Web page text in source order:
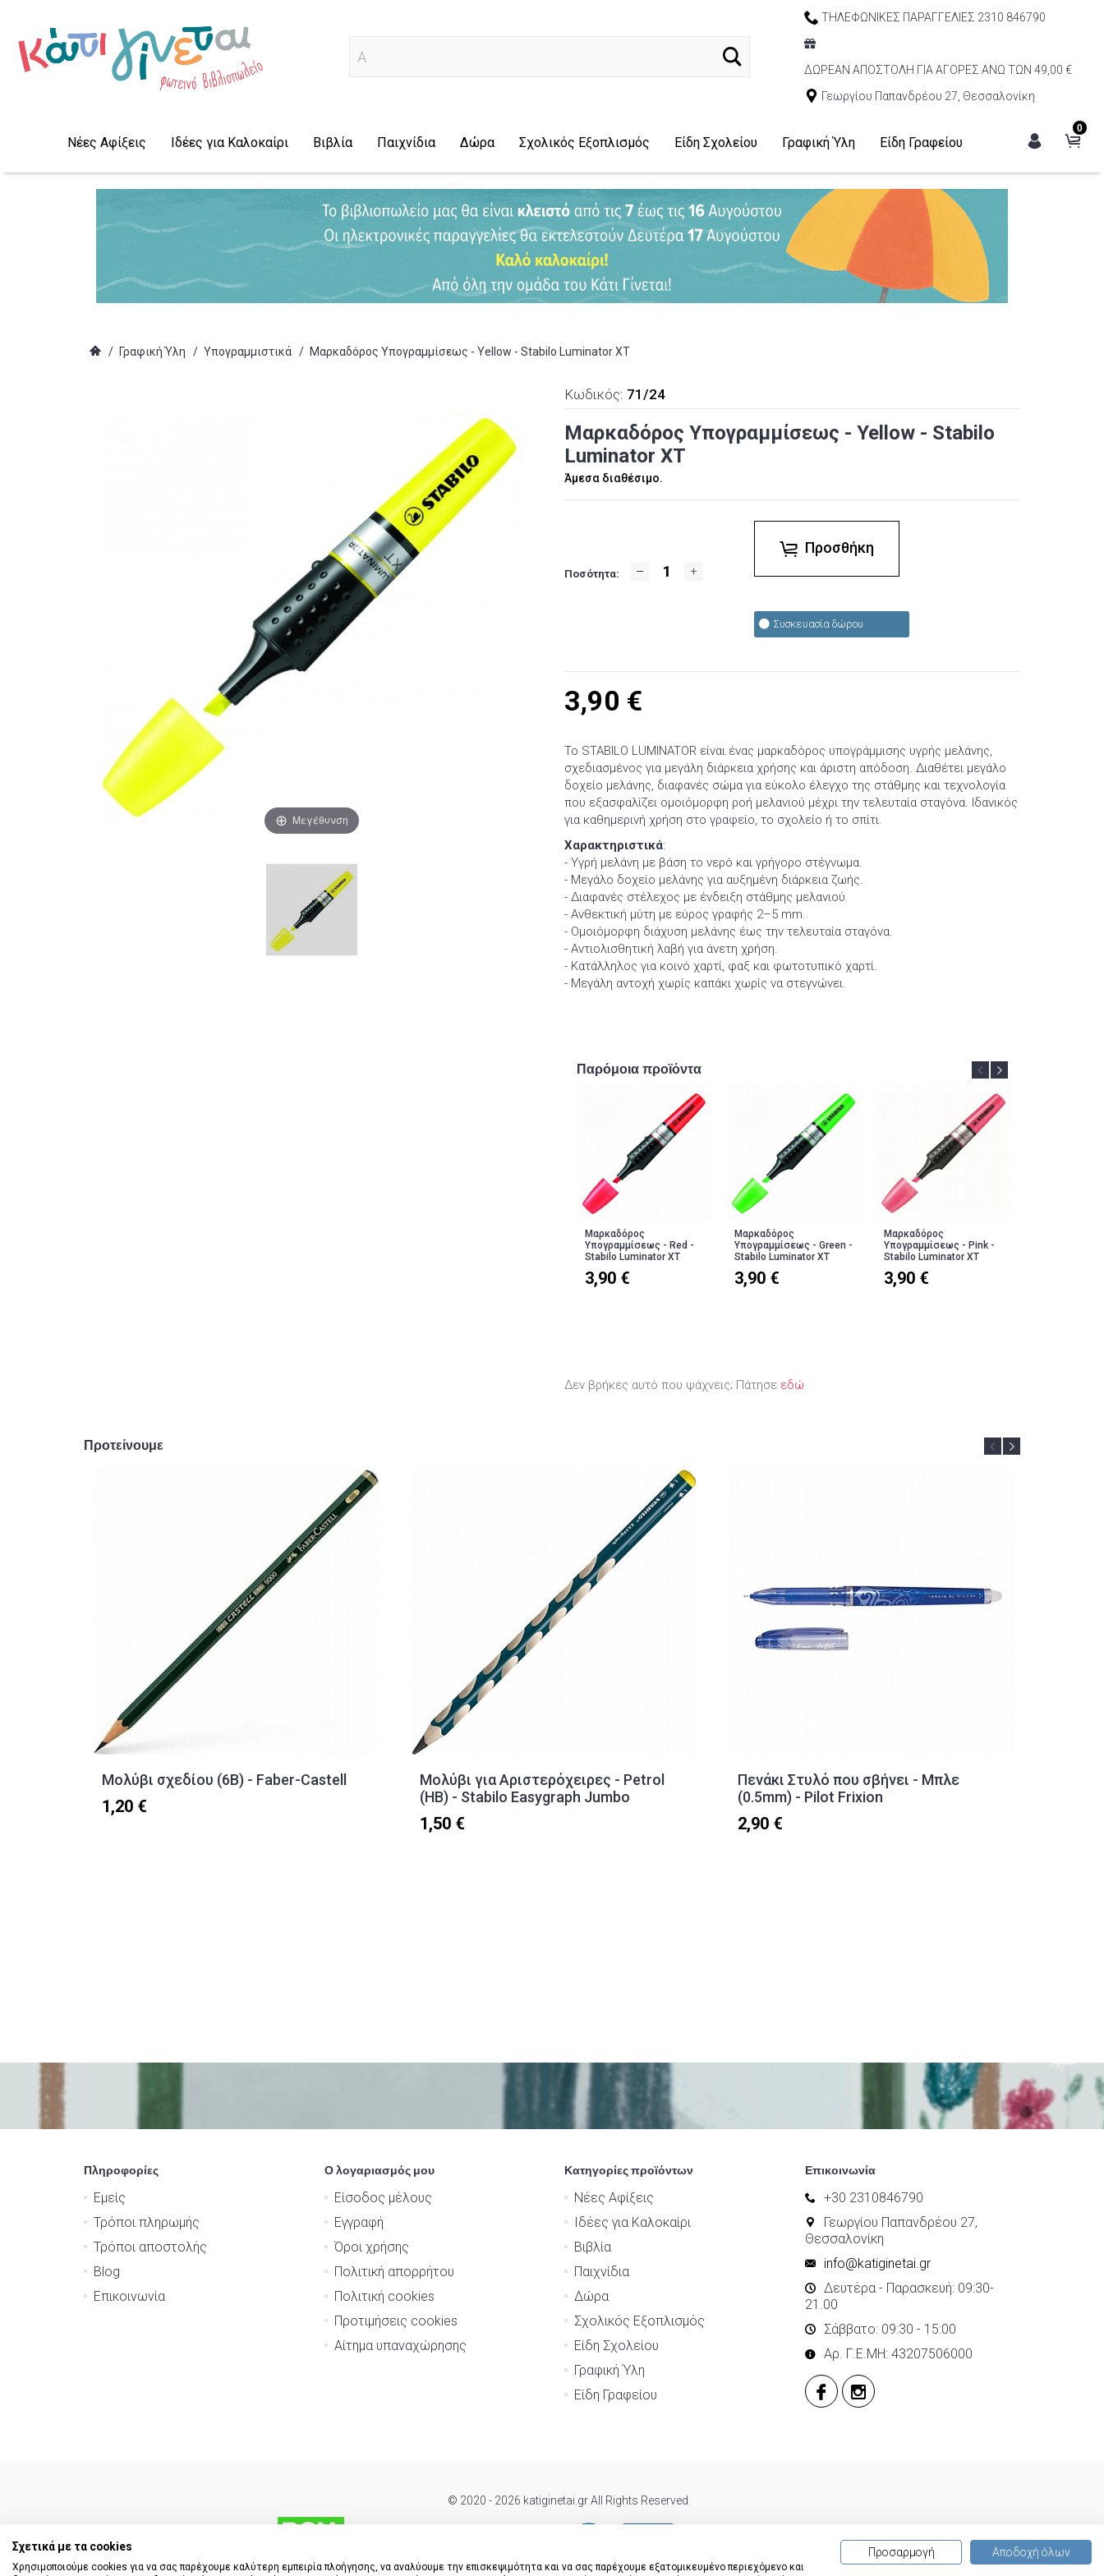
Αναζήτηση.
ΤΗΛΕΦΩΝΙΚΕΣ ΠΑΡΑΓΓΕΛΙΕΣ 2310 846790
ΔΩΡΕΑΝ ΑΠΟΣΤΟΛΗ ΓΙΑ ΑΓΟΡΕΣ ΑΝΩ ΤΩΝ 49,00 €
Γεωργίου Παπανδρέου 27, Θεσσαλονίκη
0
Νέες Αφίξεις Ιδέες για Καλοκαίρι Βιβλία Παιχνίδια Δώρα Σχολικός Εξοπλισμός Είδη Σχολείου Γραφική Ύλη Είδη Γραφείου
/ Γραφική Ύλη / Υπογραμμιστικά / Μαρκαδόρος Υπογραμμίσεως - Yellow - Stabilo Luminator XT
Μεγέθυνση
Κωδικός: 71/24
Μαρκαδόρος Υπογραμμίσεως - Yellow - Stabilo
Luminator XT
Άμεσα διαθέσιμο.
Ποσότητα:
Προσθήκη
Συσκευασία δώρου
3,90 €
Το STABILO LUMINATOR είναι ένας μαρκαδόρος υπογράμμισης υγρής μελάνης,
σχεδιασμένος για μεγάλη διάρκεια χρήσης και άριστη απόδοση. Διαθέτει μεγάλο
δοχείο μελάνης, διαφανές σώμα για εύκολο έλεγχο της στάθμης και τεχνολογία
που εξασφαλίζει ομοιόμορφη ροή μελανιού μέχρι την τελευταία σταγόνα. Ιδανικός
για καθημερινή χρήση στο γραφείο, το σχολείο ή το σπίτι.
Χαρακτηριστικά:
- Υγρή μελάνη με βάση το νερό και γρήγορο στέγνωμα.
- Μεγάλο δοχείο μελάνης για αυξημένη διάρκεια ζωής.
- Διαφανές στέλεχος με ένδειξη στάθμης μελανιού.
- Ανθεκτική μύτη με εύρος γραφής 2–5 mm.
- Ομοιόμορφη διάχυση μελάνης έως την τελευταία σταγόνα.
- Αντιολισθητική λαβή για άνετη χρήση.
- Κατάλληλος για κοινό χαρτί, φαξ και φωτοτυπικό χαρτί.
- Μεγάλη αντοχή χωρίς καπάκι χωρίς να στεγνώνει.
Παρόμοια προϊόντα
Μαρκαδόρος
Υπογραμμίσεως - Red -
Stabilo Luminator XT
3,90 €
Μαρκαδόρος
Υπογραμμίσεως - Green -
Stabilo Luminator XT
3,90 €
Μαρκαδόρος
Υπογραμμίσεως - Pink -
Stabilo Luminator XT
3,90 €
Δεν βρήκες αυτό που ψάχνεις; Πάτησε εδώ
Προτείνουμε
Μολύβι σχεδίου (6B) - Faber-Castell
1,20 €
Μολύβι για Αριστερόχειρες - Petrol
(ΗΒ) - Stabilo Easygraph Jumbo
1,50 €
Πενάκι Στυλό που σβήνει - Μπλε
(0.5mm) - Pilot Frixion
2,90 €
Πληροφορίες
Εμείς
Τρόποι πληρωμής
Τρόποι αποστολής
Blog
Επικοινωνία
Ο λογαριασμός μου
Είσοδος μέλους
Εγγραφή
Όροι χρήσης
Πολιτική απορρήτου
Πολιτική cookies
Προτιμήσεις cookies
Αίτημα υπαναχώρησης
Κατηγορίες προϊόντων
Νέες Αφίξεις
Ιδέες για Καλοκαίρι
Βιβλία
Παιχνίδια
Δώρα
Σχολικός Εξοπλισμός
Είδη Σχολείου
Γραφική Ύλη
Είδη Γραφείου
Επικοινωνία
+30 2310846790
Γεωργίου Παπανδρέου 27,
Θεσσαλονίκη
info@katiginetai.gr
Δευτέρα - Παρασκευή: 09:30-
21.00
Σάββατο: 09:30 - 15:00
Αρ. Γ.Ε.ΜΗ: 43207506000
© 2020 - 2026 katiginetai.gr All Rights Reserved.
Σχετικά με τα cookies
Χρησιμοποιούμε cookies για να σας παρέχουμε καλύτερη εμπειρία πλοήγησης, να αναλύουμε την επισκεψιμότητα και να σας παρέχουμε εξατομικευμένο περιεχόμενο και
Προσαρμογή Αποδοχή όλων